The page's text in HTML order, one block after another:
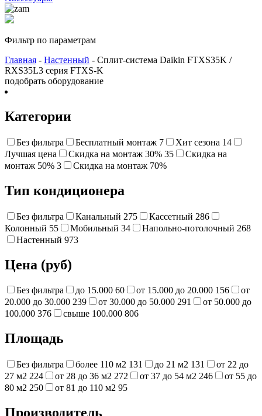
Фильтр по параметрам
Главная - Настенный - Сплит-система Daikin FTXS35K /
RXS35L3 серия FTXS-K
подобрать оборудование
Категории
Без фильтра Бесплатный монтаж 7 Хит сезона 14
Лучшая цена
Cкидка на монтаж 30% 35
Скидка на
монтаж 50% 3 Cкидка на монтаж 70%
Тип кондиционера
Без фильтра Канальный 275 Кассетный 286
Колонный 55 Мобильный 34 Напольно-потолочный 268
Настенный 973
Цена (руб)
Без фильтра до 15.000 60 от 15.000 до 20.000 156
от
20.000 до 30.000 239 от 30.000 до 50.000 291
от 50.000 до
100.000 376 свыше 100.000 806
Площадь
Без фильтра более 110 м2 131 до 21 м2 131
от 22 до
27 м2 224 от 28 до 36 м2 272 от 37 до 54 м2 246
от 55 до
80 м2 250 от 81 до 110 м2 95
Производитель